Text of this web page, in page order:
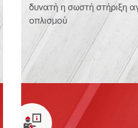
δυνατή η σωστή στήριξη
οπλισμού